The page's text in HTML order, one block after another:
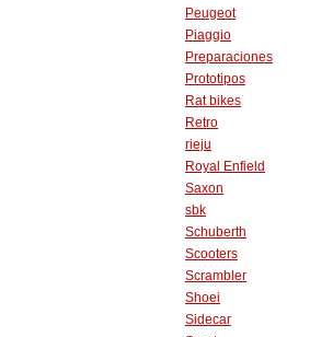
Peugeot
Piaggio
Preparaciones
Prototipos
Rat bikes
Retro
rieju
Royal Enfield
Saxon
sbk
Schuberth
Scooters
Scrambler
Shoei
Sidecar